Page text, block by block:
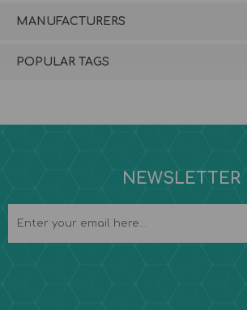
MANUFACTURERS
POPULAR TAGS
NEWSLETTER